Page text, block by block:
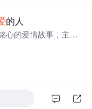
的方式。
的人
心的爱情故事，主人